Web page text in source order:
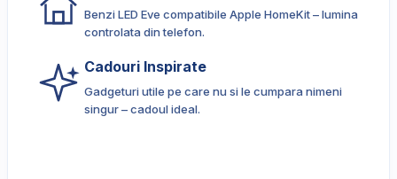
Benzi LED Eve compatibile Apple HomeKit – lumina
controlata din telefon.
Cadouri Inspirate
Gadgeturi utile pe care nu si le cumpara nimeni
singur – cadoul ideal.